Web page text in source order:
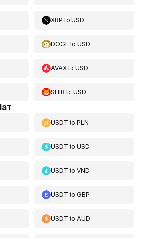
XRP toUSD
DOGEtoUSD
AVAXtoUSD
SHIB toUSD
USDT toPLN
USDT toUSD
USDT toVND
USDT toGBP
USDT toAUD